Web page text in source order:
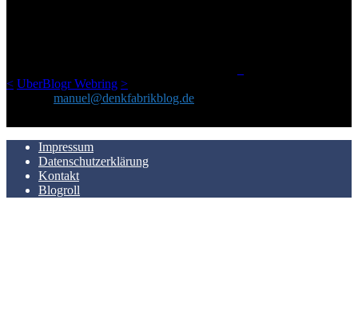
< UberBlogr Webring >
manuel@denkfabrikblog.de
Impressum
Datenschutzerklärung
Kontakt
Blogroll